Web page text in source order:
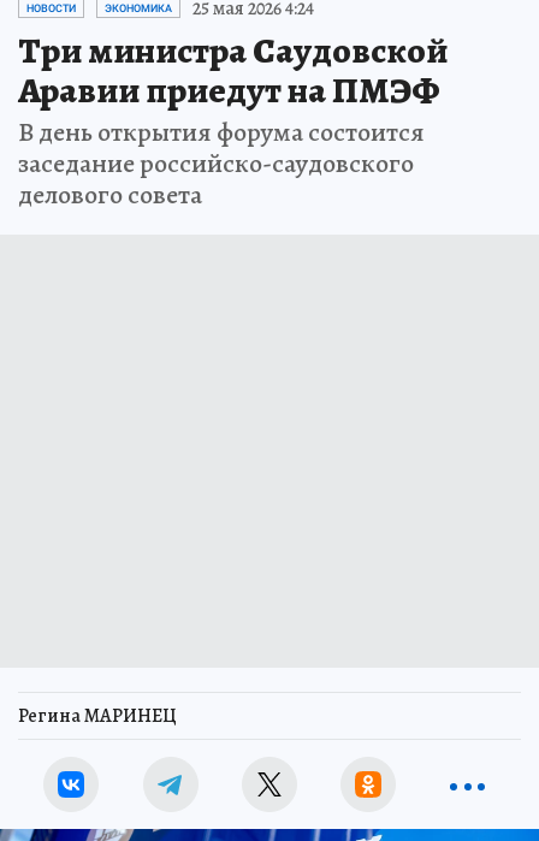
НОВОСТИ ЭКОНОМИКА 25 мая 2026 4:24
Три министра Саудовской
Аравии приедут на ПМЭФ
В день открытия форума состоится
заседание российско-саудовского
делового совета
Регина МАРИНЕЦ